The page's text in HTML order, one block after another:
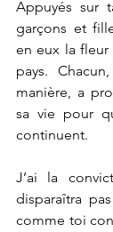
Appuyés sur
garçons et
en eux la
pays.
manière, a
sa vie pour
continuent.
J’ai la
disparaîtra
comme toi